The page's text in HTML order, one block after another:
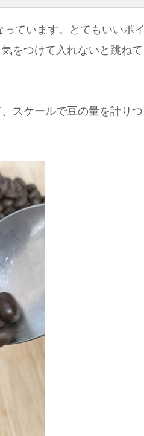
ています。とてもいいポイ
をつけて入れないと跳ねて
スケールで豆の量を計りつ